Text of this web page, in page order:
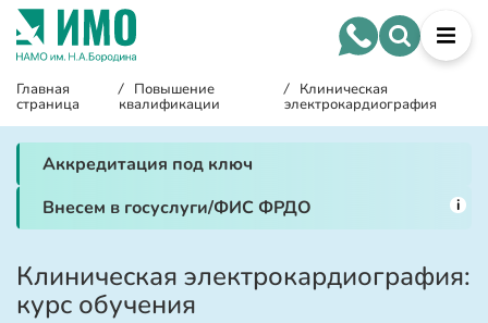
Главная
страница
/ Повышение
квалификации
/ Клиническая
электрокардиография
Аккредитация под ключ
Внесем в госуслуги/ФИС ФРДО
i
Клиническая электрокардиография:
курс обучения